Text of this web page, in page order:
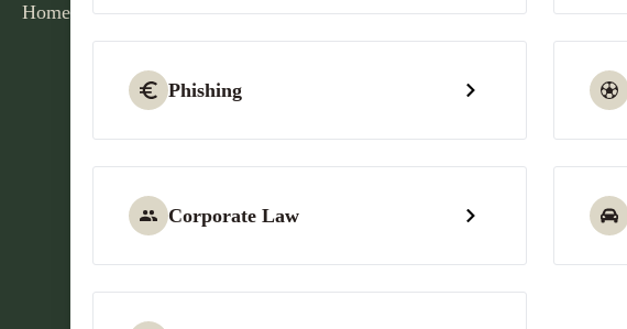
Home
Phishing
Corporate Law